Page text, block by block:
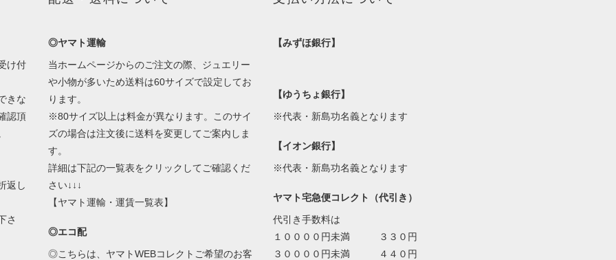
け付
きな
認頂
返し
さ
◎ヤマト運輸
当ホームページからのご注文の際、ジュエリー
や小物が多いため送料は60サイズで設定してお
ります。
※80サイズ以上は料金が異なります。このサイ
ズの場合は注文後に送料を変更してご案内しま
す。
詳細は下記の一覧表をクリックしてご確認くだ
さい↓↓↓
【ヤマト運輸・運賃一覧表】
◎エコ配
◎こちらは、ヤマトWEBコレクトご希望のお客
【みずほ銀行】
【ゆうちょ銀行】
※代表・新島功名義となります
【イオン銀行】
※代表・新島功名義となります
ヤマト宅急便コレクト（代引き）
代引き手数料は
１００００円未満 ３３０円
３００００円未満 ４４０円